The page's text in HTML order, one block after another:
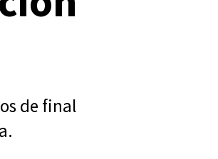
de final